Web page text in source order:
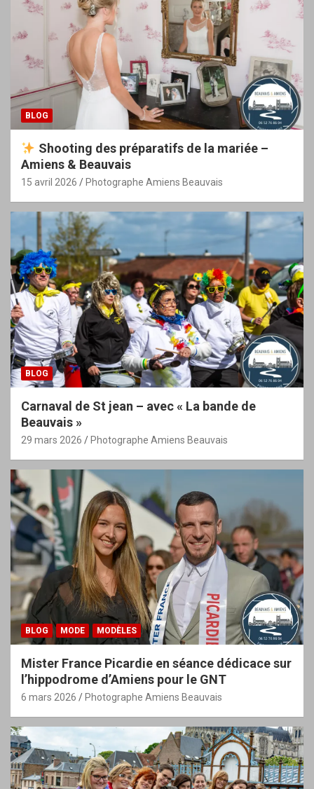
BLOG
Shooting des préparatifs de la mariée –
Amiens & Beauvais
15 avril 2026 Photographe Amiens Beauvais
BLOG
Carnaval de St jean – avec « La bande de
Beauvais »
29 mars 2026 Photographe Amiens Beauvais
BLOG MODE MODÈLES
Mister France Picardie en séance dédicace sur
l’hippodrome d’Amiens pour le GNT
6 mars 2026 Photographe Amiens Beauvais